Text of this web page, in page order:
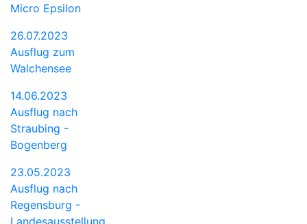
Micro Epsilon
26.07.2023
Ausflug zum
Walchensee
14.06.2023
Ausflug nach
Straubing -
Bogenberg
23.05.2023
Ausflug nach
Regensburg -
Landesausstellung